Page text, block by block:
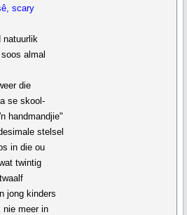
scary
natuurlik
almal
die
se skool-
handmandjie"
stelsel
in die ou
twintig
jong kinders
nie meer in